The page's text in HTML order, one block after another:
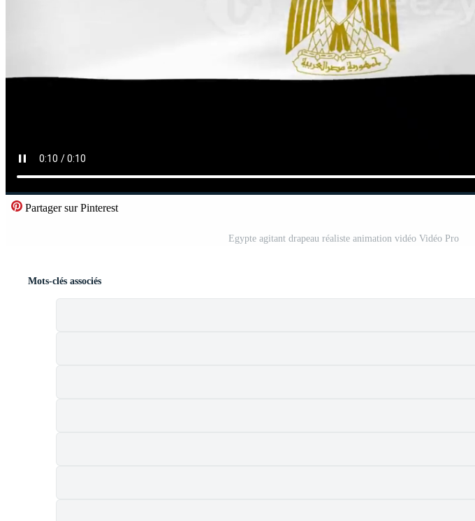
Partager sur Pinterest
Egypte agitant drapeau réaliste animation vidéo Vidéo Pro
Mots-clés associés